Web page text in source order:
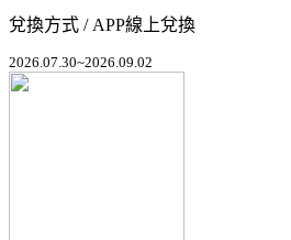
兌換方式 / APP線上兌換
2026.07.30~2026.09.02